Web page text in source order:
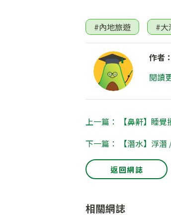
#內地旅遊 #大
作者
閱讀
上一篇： 【鼻鼾】睡覺
下一篇： 【潛水】浮
返回網誌
相關網誌